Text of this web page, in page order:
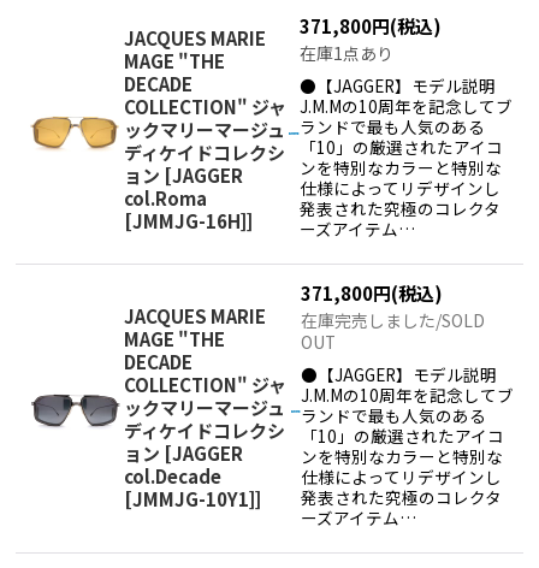
JACQUES MARIE
MAGE "THE
DECADE
COLLECTION" ジャ
ックマリーマージュ
ディケイドコレクシ
ョン [JAGGER
col.Roma
[JMMJG-16H]]
371,800円(税込)
在庫1点あり
●【JAGGER】モデル説明
J.M.Mの10周年を記念してブ
ランドで最も人気のある
「10」の厳選されたアイコ
ンを特別なカラーと特別な
仕様によってリデザインし
発表された究極のコレクタ
ーズアイテム…
JACQUES MARIE
MAGE "THE
DECADE
COLLECTION" ジャ
ックマリーマージュ
ディケイドコレクシ
ョン [JAGGER
col.Decade
[JMMJG-10Y1]]
371,800円(税込)
在庫完売しました/SOLD
OUT
●【JAGGER】モデル説明
J.M.Mの10周年を記念してブ
ランドで最も人気のある
「10」の厳選されたアイコ
ンを特別なカラーと特別な
仕様によってリデザインし
発表された究極のコレクタ
ーズアイテム…